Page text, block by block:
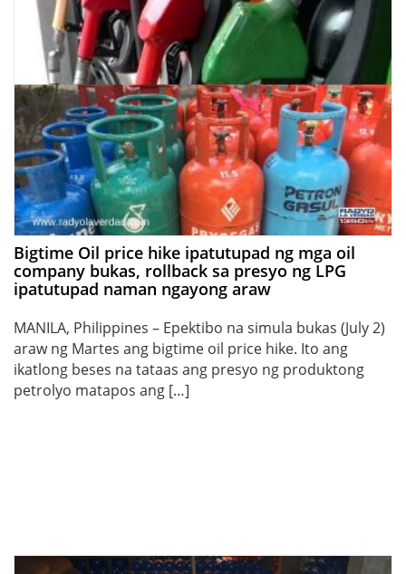
Bigtime Oil price hike ipatutupad ng mga oil
company bukas, rollback sa presyo ng LPG
ipatutupad naman ngayong araw
MANILA, Philippines – Epektibo na simula bukas (July 2)
araw ng Martes ang bigtime oil price hike. Ito ang
ikatlong beses na tataas ang presyo ng produktong
petrolyo matapos ang […]